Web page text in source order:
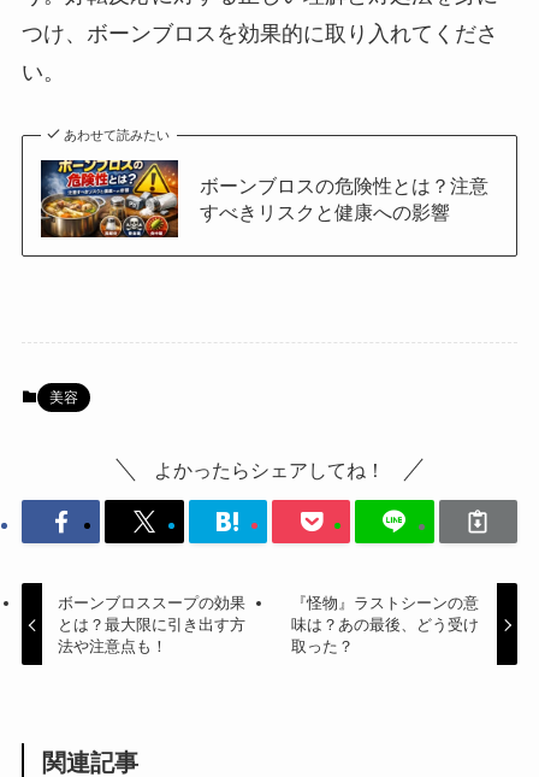
つけ、ボーンブロスを効果的に取り入れてくださ
い。
あわせて読みたい
ボーンブロスの危険性とは？注意
すべきリスクと健康への影響
美容
よかったらシェアしてね！
ボーンブロススープの効果
とは？最大限に引き出す方
法や注意点も！
『怪物』ラストシーンの意
味は？あの最後、どう受け
取った？
関連記事